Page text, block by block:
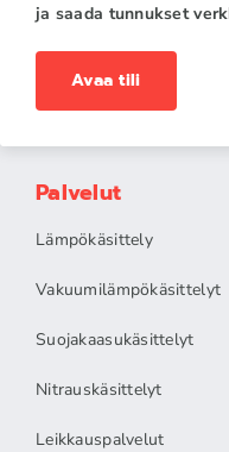
ja saada tunnukset
Avaa tili
Palvelut
Lämpökäsittely
Vakuumilämpökäsittelyt
Suojakaasukäsittelyt
Nitrauskäsittelyt
Leikkauspalvelut